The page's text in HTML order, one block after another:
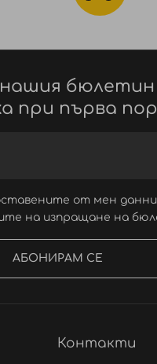
бюлетин
при първа
от мен данни
на изпращане на
АБОНИРАМ СЕ
Контакти